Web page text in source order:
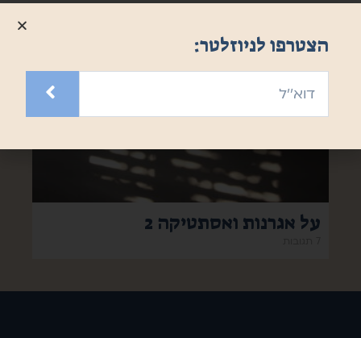
על אגרנות ואסתטיקה 2
הצטרפו לניוזלטר: